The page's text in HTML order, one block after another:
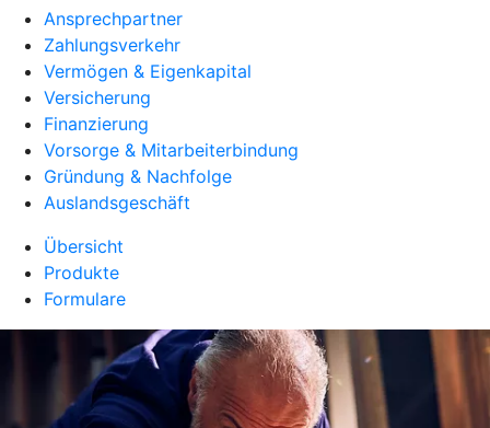
Ansprechpartner
Zahlungsverkehr
Vermögen & Eigenkapital
Versicherung
Finanzierung
Vorsorge & Mitarbeiterbindung
Gründung & Nachfolge
Auslandsgeschäft
Übersicht
Produkte
Formulare